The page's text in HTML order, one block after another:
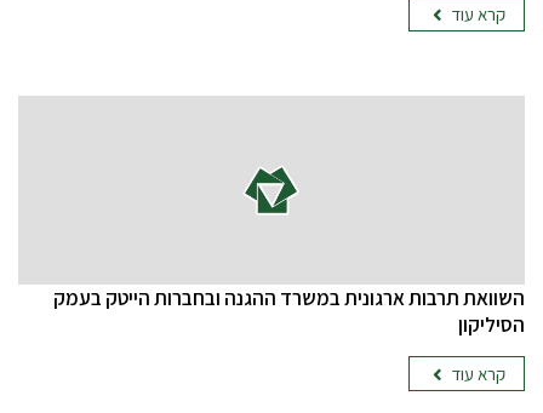
קרא עוד
השוואת תרבות ארגונית במשרד ההגנה ובחברות הייטק בעמק
הסיליקון
קרא עוד